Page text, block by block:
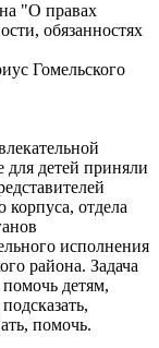
"О правах
обязанностях
Гомельского
для детей приняли
корпуса, отдела
исполнения
района. Задача
детям,
помочь.